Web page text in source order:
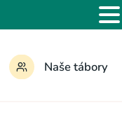
Naše tábory